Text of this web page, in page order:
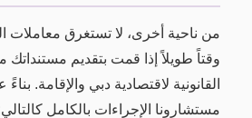
من ناحية أخرى، لا تستغرق معاملات
وقتاً طويلاً إذا قمت بتقديم مستنداتك
القانونية لاقتصادية دبي والإقامة.
مستشارونا الإجراءات بالكامل